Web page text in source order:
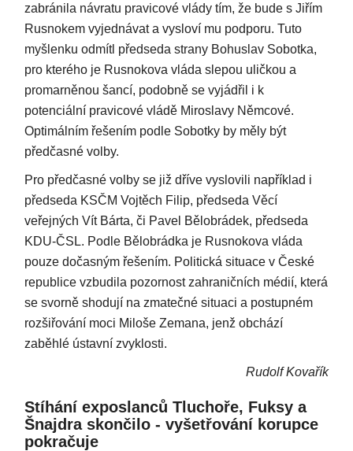
zabránila návratu pravicové vlády tím, že bude s Jiřím
Rusnokem vyjednávat a vysloví mu podporu. Tuto
myšlenku odmítl předseda strany Bohuslav Sobotka,
pro kterého je Rusnokova vláda slepou uličkou a
promarněnou šancí, podobně se vyjádřil i k
potenciální pravicové vládě Miroslavy Němcové.
Optimálním řešením podle Sobotky by měly být
předčasné volby.
Pro předčasné volby se již dříve vyslovili například i
předseda KSČM Vojtěch Filip, předseda Věcí
veřejných Vít Bárta, či Pavel Bělobrádek, předseda
KDU-ČSL. Podle Bělobrádka je Rusnokova vláda
pouze dočasným řešením. Politická situace v České
republice vzbudila pozornost zahraničních médií, která
se svorně shodují na zmatečné situaci a postupném
rozšiřování moci Miloše Zemana, jenž obchází
zaběhlé ústavní zvyklosti.
Rudolf Kovařík
Stíhání exposlanců Tluchoře, Fuksy a
Šnajdra skončilo - vyšetřování korupce
pokračuje